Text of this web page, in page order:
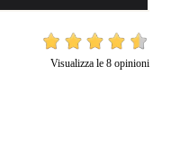
Visualizza le 8 opinioni